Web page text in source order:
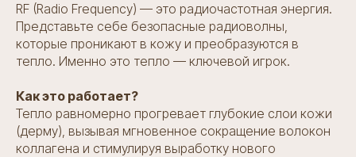
RF (Radio Frequency) — это радиочастотная энергия.
Представьте себе безопасные радиоволны,
которые проникают в кожу и преобразуются в
тепло. Именно это тепло — ключевой игрок.
Как это работает?
Тепло равномерно прогревает глубокие слои кожи
(дерму), вызывая мгновенное сокращение волокон
коллагена и стимулируя выработку нового